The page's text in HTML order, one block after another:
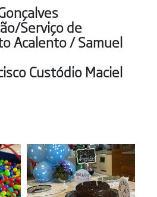
Serviço de
Acalento / Samuel
Custódio Maciel